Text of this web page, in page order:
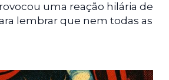
uma reação hilária de
lembrar que nem todas as